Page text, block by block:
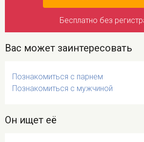
Бесплатно без
Вас может заинтересовать
Познакомиться с парнем
Познакомиться с мужчиной
Он ищет её